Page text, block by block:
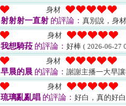
身材
射射射一直射 的評論： 真別說，身
身材
我想騎菈 的評論： 好棒 ( 2026-06-27
身材
早晨的晨 的評論： 謝謝主播一大早
身材
琉璃亂亂唱 的評論： 好白，真的好